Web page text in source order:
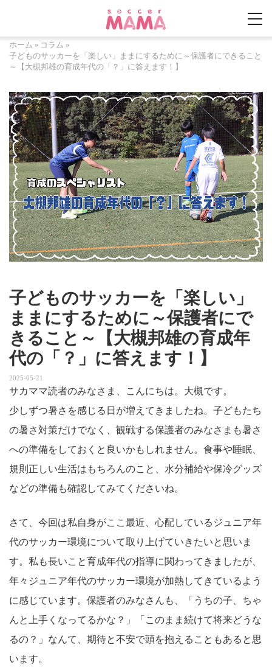
ホーム » コラム »
子どものサッカーを「楽しい」ままにするために～保護者にできること
～【大槻邦雄の育成年代の「？」に答えます！】
子どものサッカーを「楽しい」
ままにするために～保護者にで
きること～【大槻邦雄の育成年
代の「？」に答えます！】
2025-05-21
サカママ読者のみなさま、こんにちは。大槻です。
少しずつ暑さを感じる日が増えてきましたね。子どもたち
の暑さ対策だけでなく、観戦する保護者のみなさまも暑さ
への準備をしておくと良いかもしれません。食事や睡眠、
規則正しい生活はもちろんのこと、水分補給や保冷グッズ
などの準備も確認してみてくださいね。
さて、今回は私自身がここ最近、心配しているジュニア年
代のサッカー環境について取り上げていきたいと思いま
す。私も長いこと育成年代の指導に関わってきましたが、
年々ジュニア年代のサッカー環境が加熱してきているよう
に感じています。保護者のみなさんも、「うちの子、ちゃ
んと上手くなってるかな？」「このまま続けて将来どうな
るの？」なんて、期待と不安で頭を抱えることもあると思
います。